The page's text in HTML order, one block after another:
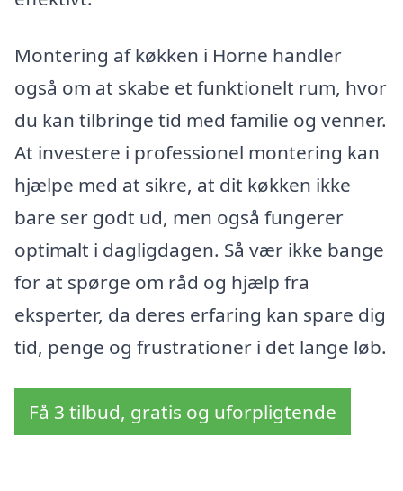
Montering af køkken i Horne handler
også om at skabe et funktionelt rum, hvor
du kan tilbringe tid med familie og venner.
At investere i professionel montering kan
hjælpe med at sikre, at dit køkken ikke
bare ser godt ud, men også fungerer
optimalt i dagligdagen. Så vær ikke bange
for at spørge om råd og hjælp fra
eksperter, da deres erfaring kan spare dig
tid, penge og frustrationer i det lange løb.
Få 3 tilbud, gratis og uforpligtende